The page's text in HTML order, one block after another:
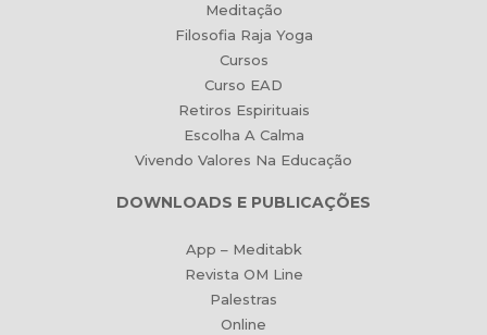
Meditação
Filosofia Raja Yoga
Cursos
Curso EAD
Retiros Espirituais
Escolha A Calma
Vivendo Valores Na Educação
DOWNLOADS E PUBLICAÇÕES
App – Meditabk
Revista OM Line
Palestras
Online